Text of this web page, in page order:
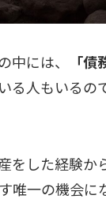
中には、
「
る人もいるの
をした経験か
唯一の機会に